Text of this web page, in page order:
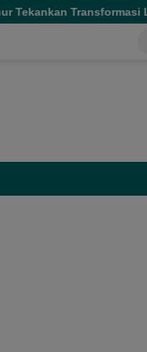
Layanan Kesehatan